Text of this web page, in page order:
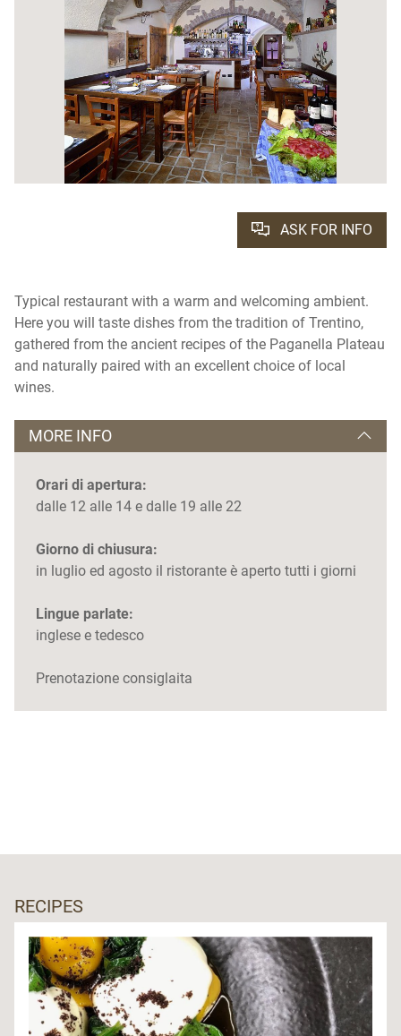
ASK FOR INFO
Typical restaurant with a warm and welcoming ambient.
Here you will taste dishes from the tradition of Trentino,
gathered from the ancient recipes of the Paganella Plateau
and naturally paired with an excellent choice of local
wines.
MORE INFO
Orari di apertura:
dalle 12 alle 14 e dalle 19 alle 22
Giorno di chiusura:
in luglio ed agosto il ristorante è aperto tutti i giorni
Lingue parlate:
inglese e tedesco
Prenotazione consiglaita
RECIPES